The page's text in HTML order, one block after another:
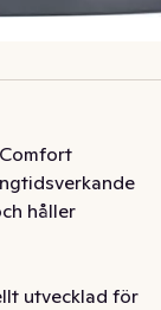
håller
utvecklad för